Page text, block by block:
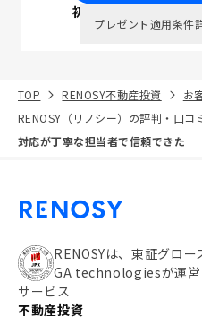
初回面談で
プレゼント適用条件
TOP RENOSY不動産投資
お
RENOSY（リノシー）の評判・口コ
対応が丁寧な担当者で信頼できた
RENOSYは、東証グロ
GA technologiesが運営
サービス
不動産投資